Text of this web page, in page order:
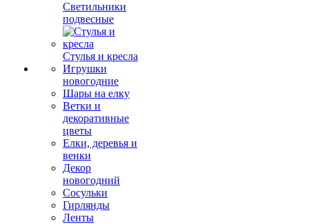
Светильники
подвесные
Стулья и кресла
Игрушки
новогодние
Шары на елку
Ветки и
декоративные
цветы
Елки, деревья и
венки
Декор
новогодний
Сосульки
Гирлянды
Ленты